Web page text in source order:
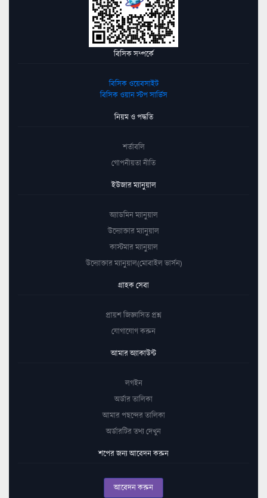
বিসিক সম্পর্কে
বিসিক ওয়েবসাইট
বিসিক ওয়ান স্টপ সার্ভিস
নিয়ম ও পদ্ধতি
শর্তাবলি
গোপনীয়তা নীতি
ইউজার ম্যানুয়াল
অ্যাডমিন ম্যানুয়াল
উদ্যোক্তার ম্যানুয়াল
কাস্টমার ম্যানুয়াল
উদ্যোক্তার ম্যানুয়াল(মোবাইল ভার্সন)
গ্রাহক সেবা
প্রায়শ জিজ্ঞাসিত প্রশ্ন
যোগাযোগ করুন
আমার অ্যাকাউন্ট
লগইন
অর্ডার তালিকা
আমার পছন্দের তালিকা
অর্ডারটির তথ্য দেখুন
শপের জন্য আবেদন করুন
আবেদন করুন